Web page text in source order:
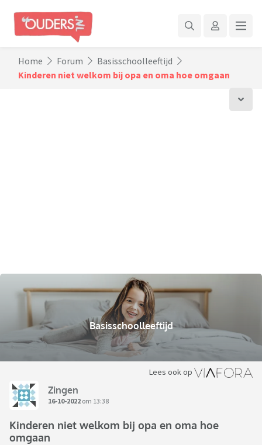
Home Forum
Basisschoolleeftijd
Kinderen niet welkom bij opa en oma hoe omgaan
Basisschoolleeftijd
Lees ook op
Zingen
16-10-2022 om 13:38
Kinderen niet welkom bij opa en oma hoe
omgaan